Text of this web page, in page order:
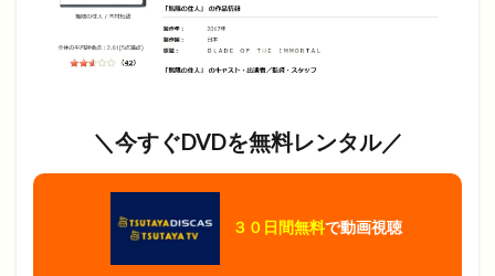
＼今すぐDVDを無料レンタル／
３０日間無料で動画視聴